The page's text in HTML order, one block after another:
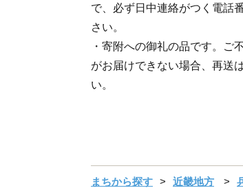
で、必ず日中連絡がつく電話
さい。
・寄附への御礼の品です。ご
がお届けできない場合、再送
い。
まちから探す 近畿地方